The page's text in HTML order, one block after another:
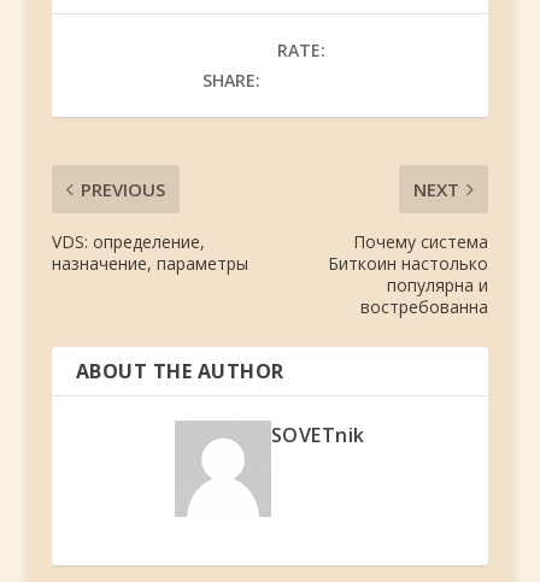
SHARE:
RATE:
PREVIOUS
VDS: определение,
назначение, параметры
NEXT
Почему система
Биткоин настолько
популярна и
востребованна
ABOUT THE AUTHOR
SOVETnik